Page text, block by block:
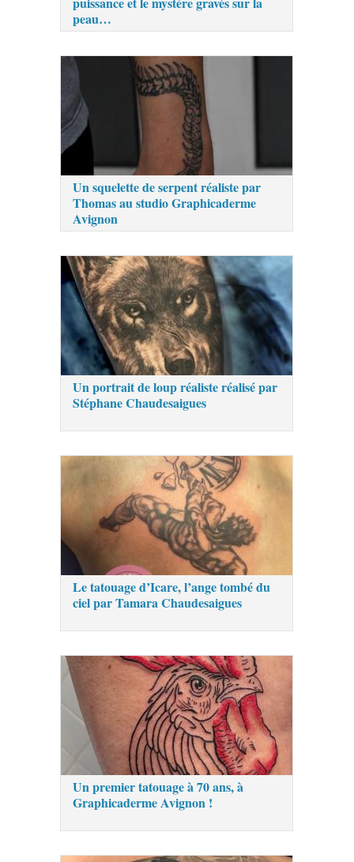
peau…
Un squelette de serpent réaliste par
Thomas au studio Graphicaderme
Avignon
Un portrait de loup réaliste réalisé par
Stéphane Chaudesaigues
Le tatouage d’Icare, l’ange tombé du
ciel par Tamara Chaudesaigues
Un premier tatouage à 70 ans, à
Graphicaderme Avignon !